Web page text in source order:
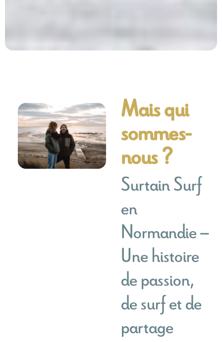
Mais qui
sommes-
nous ?
Surtain Surf
en
Normandie –
Une histoire
de passion,
de surf et de
partage